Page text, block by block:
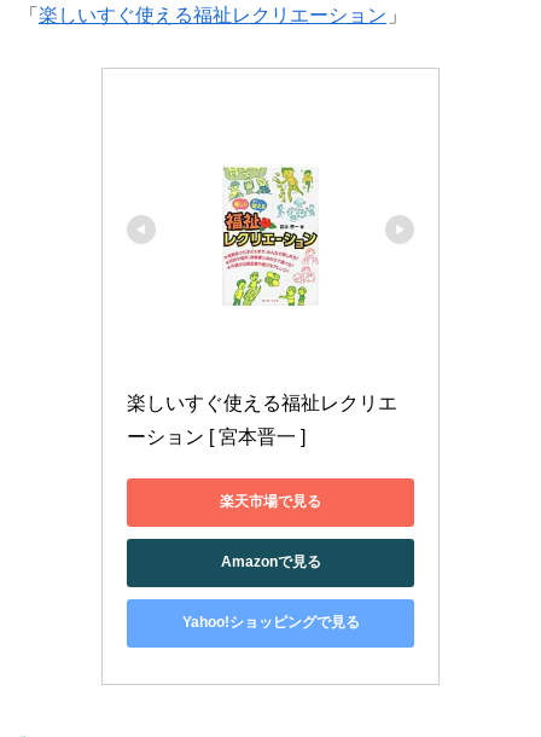
「 楽しいすぐ使える福祉レクリエーション 」
楽しいすぐ使える福祉レクリエ
ーション [ 宮本晋一 ]
楽天市場で見る
Amazonで見る
Yahoo!ショッピングで見る